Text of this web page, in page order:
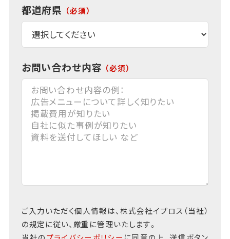
都道府県
お問い合わせ内容
お問い合わせ内容の例：
広告メニューについて詳しく知りたい
掲載費用が知りたい
自社に似た事例が知りたい
資料を送付してほしい など
ご入力いただく個人情報は、株式会社イプロス（当社）
の規定に従い、厳重に管理いたします。